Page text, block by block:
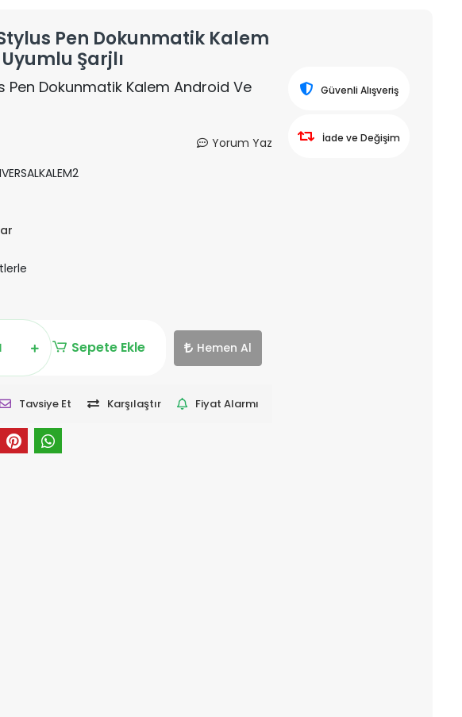
Pen Dokunmatik Kalem
Şarjlı
Pen Dokunmatik Kalem Android Ve
Yorum Yaz
Sepete Ekle Hemen Al
Tavsiye Et Karşılaştır Fiyat Alarmı
Güvenli Alışveriş
İade ve Değişim